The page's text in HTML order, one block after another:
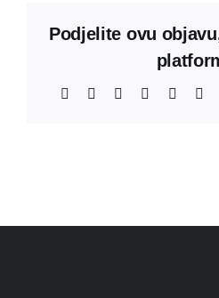
Podjelite ovu
Facebook Reddit LinkedIn